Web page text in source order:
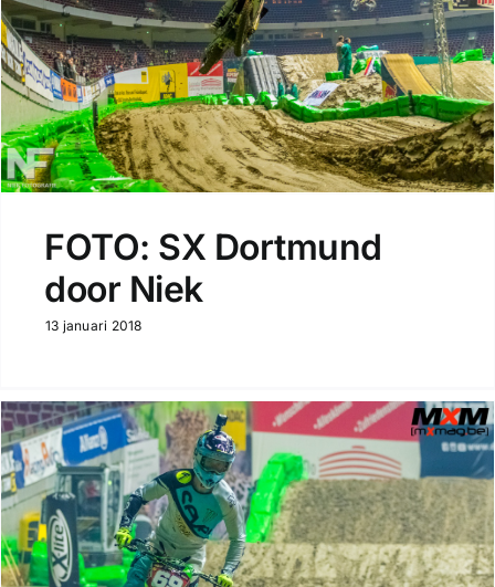
FOTO: SX Dortmund
door Niek
13 januari 2018